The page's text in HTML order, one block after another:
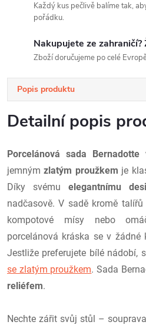
Každý kus pečlivě balíme tak,
pořádku.
Nakupujete ze
Zboží doručujeme po celé
Popis produktu
Detailní popis
Porcelánová sada
jemnýmzlatým proužkem je
Díky svému elegantnímu
nadčasově. V sadě kromě
kompotové mísy nebo
porcelánová kráska se v žádné
Jestliže preferujete bílé nádobí,
se zlatým proužkem. Sada
reliéfem.
Nechte zářit svůj stůl –